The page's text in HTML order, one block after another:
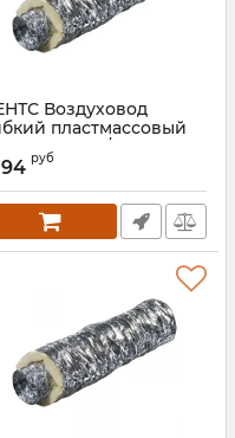
Воздуховод
пластмассовый
Н250/7,6
руб